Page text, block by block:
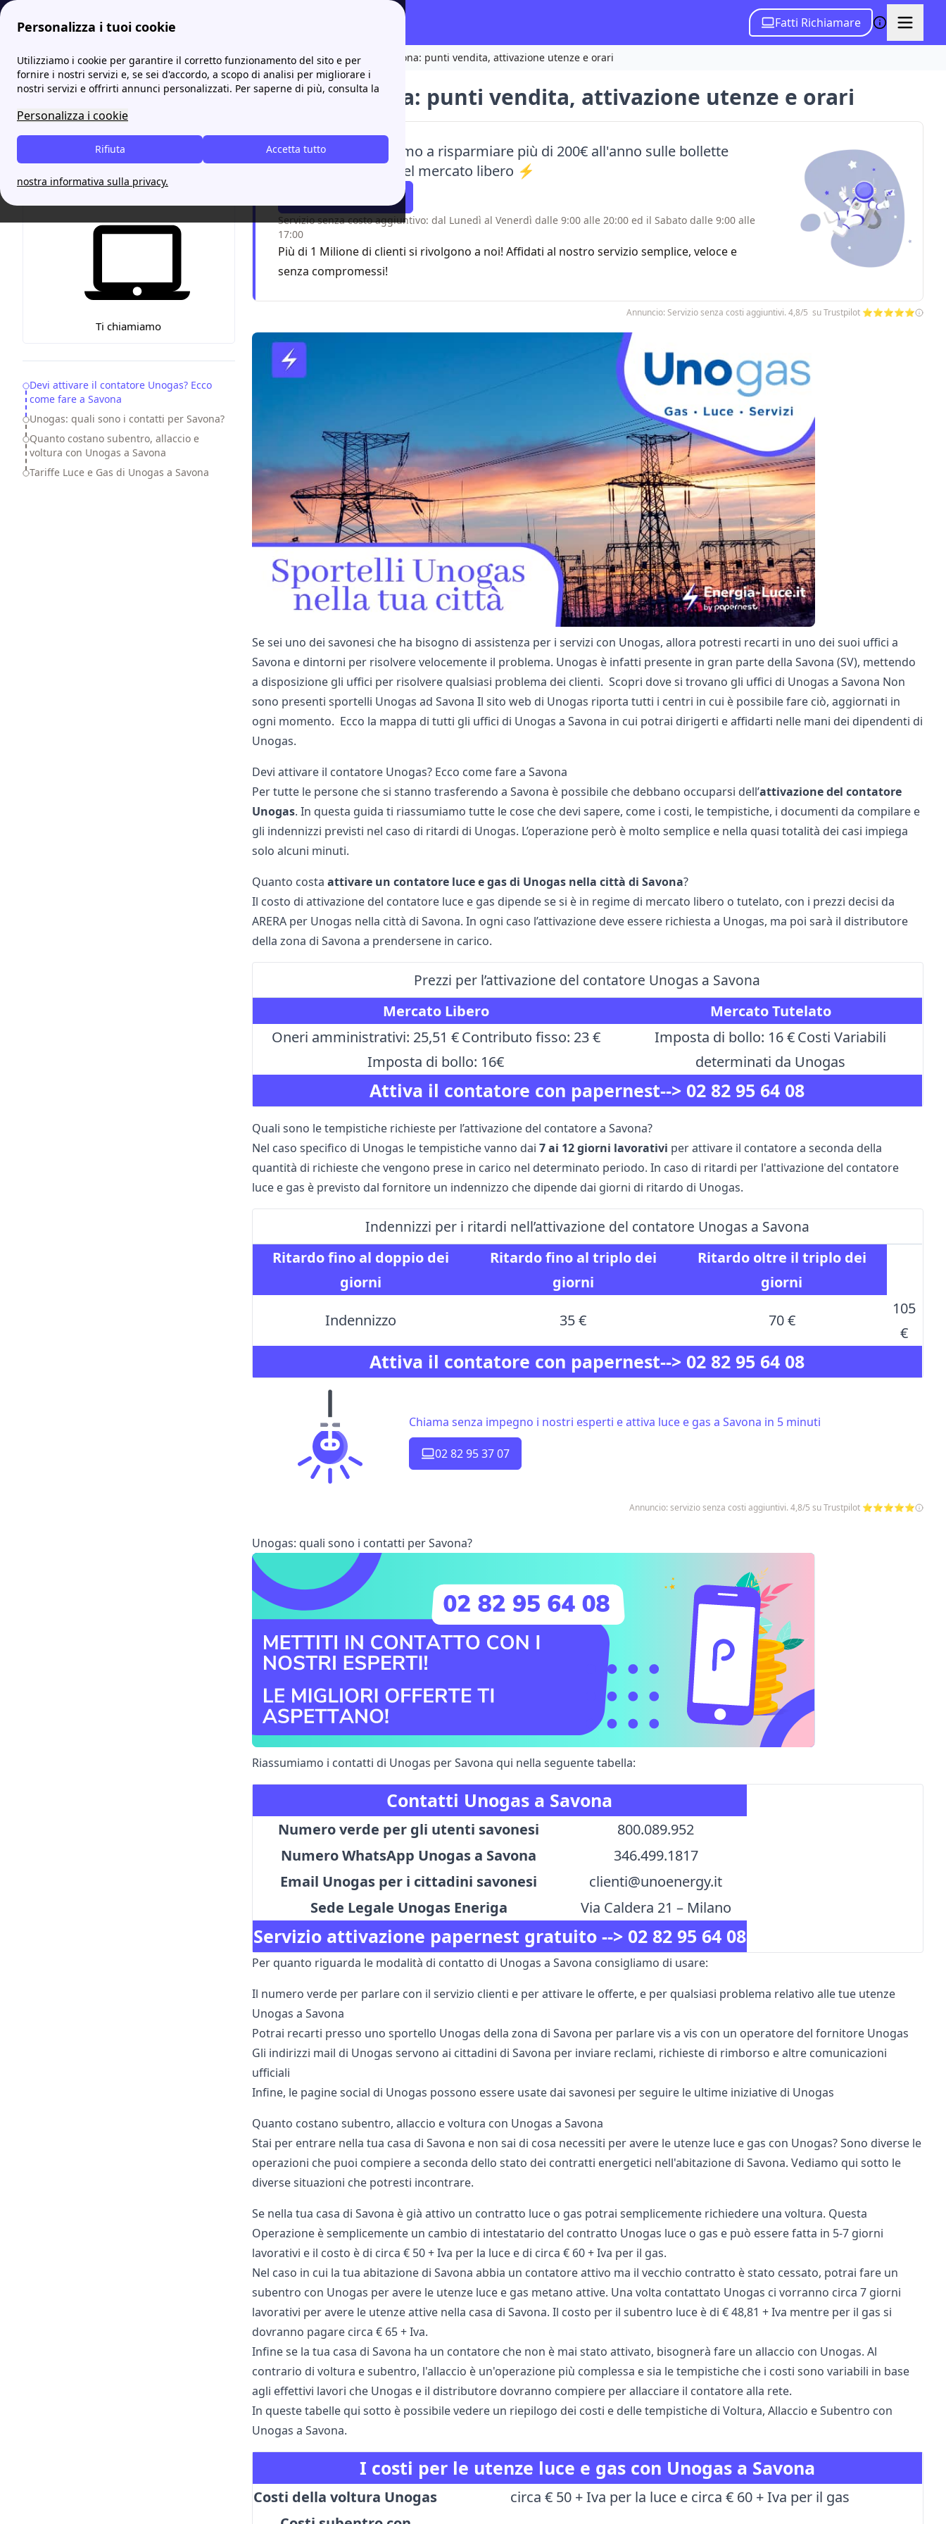
Personalizza i tuoi cookie
Utilizziamo i cookie per garantire il corretto funzionamento del sito e per
fornire i nostri servizi e, se sei d'accordo, a scopo di analisi per migliorare i
nostri servizi e offrirti annunci personalizzati. Per saperne di più, consulta la
Personalizza i cookie
Accetta tutto
Rifiuta
nostra informativa sulla privacy.
Fatti Richiamare
Energia-Luce.it Tutti gli sportelli UNOGAS: gli indirizzi e i contatti Unogas Savona: punti vendita, attivazione utenze e orari
Ti chiamiamo
Table of Contents
Devi attivare il contatore Unogas? Ecco
come fare a Savona
Unogas: quali sono i contatti per Savona?
Quanto costano subentro, allaccio e
voltura con Unogas a Savona
Tariffe Luce e Gas di Unogas a Savona
Unogas Savona: punti vendita, attivazione utenze e orari
Chiamaci e ti aiutiamo a risparmiare più di 200€ all'anno sulle bollette
grazie alle offerte del mercato libero ⚡
Servizio senza costo aggiuntivo: dal Lunedì al Venerdì dalle 9:00 alle 20:00 ed il Sabato dalle 9:00 alle
17:00
Più di 1 Milione di clienti si rivolgono a noi! Affidati al nostro servizio semplice, veloce e
senza compromessi!
Annuncio: Servizio senza costi aggiuntivi. 4,8/5 su Trustpilot ⭐⭐⭐⭐⭐
Se sei uno dei savonesi che ha bisogno di assistenza per i servizi con Unogas, allora potresti recarti in uno dei suoi uffici a
Savona e dintorni per risolvere velocemente il problema. Unogas è infatti presente in gran parte della Savona (SV), mettendo
a disposizione gli uffici per risolvere qualsiasi problema dei clienti. Scopri dove si trovano gli uffici di Unogas a Savona Non
sono presenti sportelli Unogas ad Savona Il sito web di Unogas riporta tutti i centri in cui è possibile fare ciò, aggiornati in
ogni momento. Ecco la mappa di tutti gli uffici di Unogas a Savona in cui potrai dirigerti e affidarti nelle mani dei dipendenti di
Unogas.
Devi attivare il contatore Unogas? Ecco come fare a Savona
Per tutte le persone che si stanno trasferendo a Savona è possibile che debbano occuparsi dell’attivazione del contatore
Unogas. In questa guida ti riassumiamo tutte le cose che devi sapere, come i costi, le tempistiche, i documenti da compilare e
gli indennizzi previsti nel caso di ritardi di Unogas. L’operazione però è molto semplice e nella quasi totalità dei casi impiega
solo alcuni minuti.
Quanto costa attivare un contatore luce e gas di Unogas nella città di Savona?
Il costo di attivazione del contatore luce e gas dipende se si è in regime di mercato libero o tutelato, con i prezzi decisi da
ARERA per Unogas nella città di Savona. In ogni caso l’attivazione deve essere richiesta a Unogas, ma poi sarà il distributore
della zona di Savona a prendersene in carico.
Prezzi per l’attivazione del contatore Unogas a Savona
Attiva il contatore con papernest--> 02 82 95 64 08
Mercato Libero
Mercato Tutelato
Oneri amministrativi: 25,51 €Contributo fisso: 23 €
Imposta di bollo: 16€
Imposta di bollo: 16 €Costi Variabili
determinati da Unogas
Quali sono le tempistiche richieste per l’attivazione del contatore a Savona?
Nel caso specifico di Unogas le tempistiche vanno dai 7 ai 12 giorni lavorativi per attivare il contatore a seconda della
quantità di richieste che vengono prese in carico nel determinato periodo. In caso di ritardi per l'attivazione del contatore
luce e gas è previsto dal fornitore un indennizzo che dipende dai giorni di ritardo di Unogas.
Indennizzi per i ritardi nell’attivazione del contatore Unogas a Savona
Attiva il contatore con papernest--> 02 82 95 64 08
Ritardo fino al doppio dei
giorni
Ritardo fino al triplodei
giorni
Ritardo oltre il triplodei
giorni
Indennizzo
35 € 70 €
105
€
Chiama senza impegno i nostri esperti e attiva luce e gas a Savona in 5 minuti
02 82 95 37 07
Annuncio: servizio senza costi aggiuntivi. 4,8/5 su Trustpilot ⭐⭐⭐⭐⭐
Unogas: quali sono i contatti per Savona?
Riassumiamo i contatti di Unogas per Savona qui nella seguente tabella:
Servizio attivazione papernest gratuito --> 02 82 95 64 08
Contatti Unogas a Savona
Numero verde per gli utenti savonesi
800.089.952
Numero WhatsApp Unogas a Savona
346.499.1817
Email Unogas per i cittadini savonesi
clienti@unoenergy.it
Sede Legale Unogas Eneriga
Via Caldera 21 – Milano
Per quanto riguarda le modalità di contatto di Unogas a Savona consigliamo di usare:
Il numero verde per parlare con il servizio clienti e per attivare le offerte, e per qualsiasi problema relativo alle tue utenze
Unogas a Savona
Potrai recarti presso uno sportello Unogas della zona di Savona per parlare vis a vis con un operatore del fornitore Unogas
Gli indirizzi mail di Unogas servono ai cittadini di Savona per inviare reclami, richieste di rimborso e altre comunicazioni
ufficiali
Infine, le pagine social di Unogas possono essere usate dai savonesi per seguire le ultime iniziative di Unogas
Quanto costano subentro, allaccio e voltura con Unogas a Savona
Stai per entrare nella tua casa di Savona e non sai di cosa necessiti per avere le utenze luce e gas con Unogas? Sono diverse le
operazioni che puoi compiere a seconda dello stato dei contratti energetici nell'abitazione di Savona. Vediamo qui sotto le
diverse situazioni che potresti incontrare.
Se nella tua casa di Savona è già attivo un contratto luce o gas potrai semplicemente richiedere una voltura. Questa
Operazione è semplicemente un cambio di intestatario del contratto Unogas luce o gas e può essere fatta in 5-7 giorni
lavorativi e il costo è di circa € 50 + Iva per la luce e di circa € 60 + Iva per il gas.
Nel caso in cui la tua abitazione di Savona abbia un contatore attivo ma il vecchio contratto è stato cessato, potrai fare un
subentro con Unogas per avere le utenze luce e gas metano attive. Una volta contattato Unogas ci vorranno circa 7 giorni
lavorativi per avere le utenze attive nella casa di Savona. Il costo per il subentro luce è di € 48,81 + Iva mentre per il gas si
dovranno pagare circa € 65 + Iva.
Infine se la tua casa di Savona ha un contatore che non è mai stato attivato, bisognerà fare un allaccio con Unogas. Al
contrario di voltura e subentro, l'allaccio è un'operazione più complessa e sia le tempistiche che i costi sono variabili in base
agli effettivi lavori che Unogas e il distributore dovranno compiere per allacciare il contatore alla rete.
In queste tabelle qui sotto è possibile vedere un riepilogo dei costi e delle tempistiche di Voltura, Allaccio e Subentro con
Unogas a Savona.
I costi per le utenze luce e gas con Unogas a Savona
Costi della voltura Unogas
circa € 50 + Iva per la luce e circa € 60 + Iva per il gas